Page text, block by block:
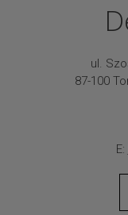
ul.
87-100
E: